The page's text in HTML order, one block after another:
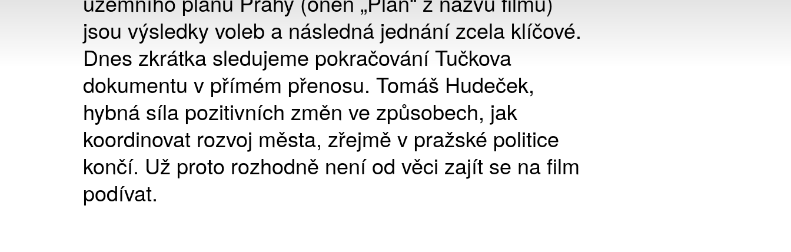
jsou výsledky voleb a následná jednání zcela klíčové.
Dnes zkrátka sledujeme pokračování Tučkova
dokumentu v přímém přenosu. Tomáš Hudeček,
hybná síla pozitivních změn ve způsobech, jak
koordinovat rozvoj města, zřejmě v pražské politice
končí. Už proto rozhodně není od věci zajít se na film
podívat.